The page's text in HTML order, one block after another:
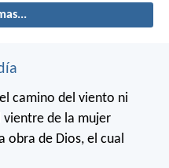
camino del viento ni
vientre de la mujer
obra de Dios, el cual